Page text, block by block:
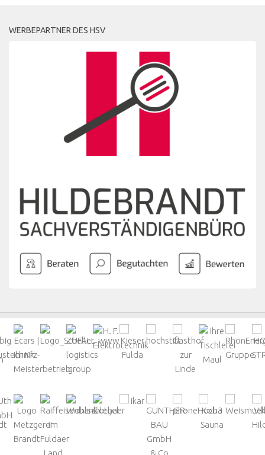
WERBEPARTNER DES HSV